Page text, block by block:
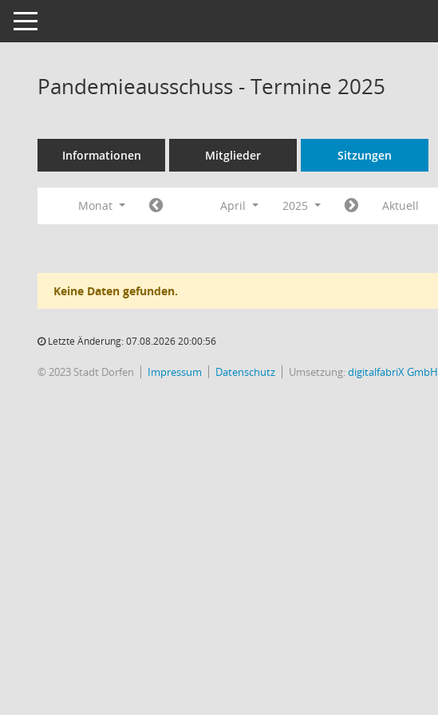
Toggle navigation
Pandemieausschuss - Termine 2025
Informationen Mitglieder Sitzungen
Monat April 2025 Aktuell
Keine Daten gefunden.
Letzte Änderung: 07.08.2026 20:00:56
© 2023 Stadt Dorfen Impressum Datenschutz Umsetzung:digitalfabriX GmbH